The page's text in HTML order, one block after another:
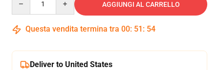
AGGIUNGI AL CARRELLO
Questa vendita termina tra 00: 51 : 54
Deliver to United States